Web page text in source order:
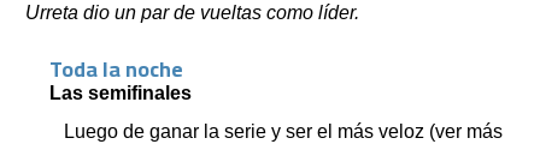
Urreta dio un par de vueltas como líder.
Toda la noche
Las semifinales
Luego de ganar la serie y ser el más veloz (ver más